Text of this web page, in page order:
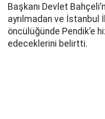
Başkanı Devlet
ayrılmadan ve İstanbul İl
öncülüğünde Pendik’e
edeceklerini belirtti.